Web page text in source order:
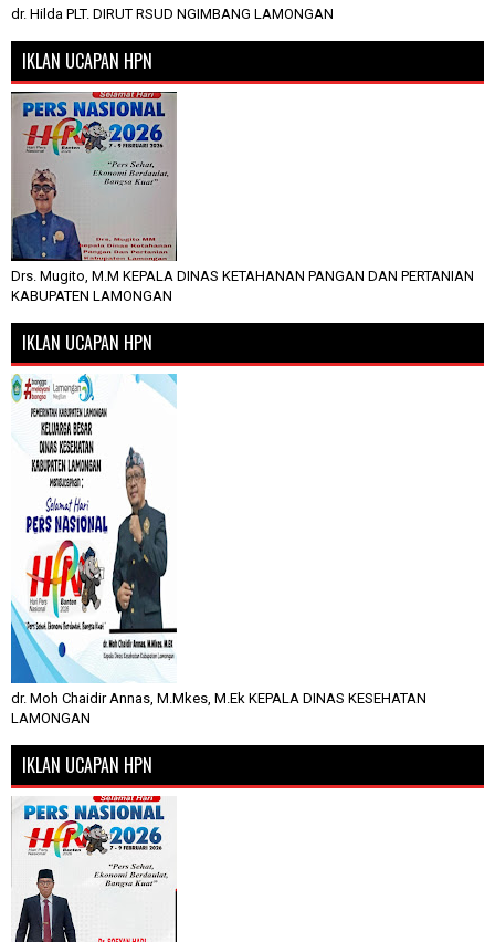
dr. Hilda PLT. DIRUT RSUD NGIMBANG LAMONGAN
IKLAN UCAPAN HPN
Drs. Mugito, M.M KEPALA DINAS KETAHANAN PANGAN DAN PERTANIAN
KABUPATEN LAMONGAN
IKLAN UCAPAN HPN
dr. Moh Chaidir Annas, M.Mkes, M.Ek KEPALA DINAS KESEHATAN
LAMONGAN
IKLAN UCAPAN HPN